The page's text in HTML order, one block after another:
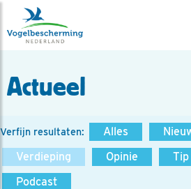
Actueel
Verfijn resultaten: Alles
Verdieping
Opinie Tip
Podcast